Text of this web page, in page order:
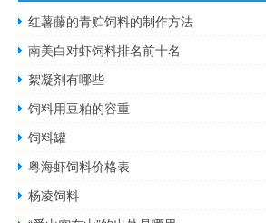
红薯藤的青贮饲料的制作方法
南美白对虾饲料排名前十名
絮凝剂有哪些
饲料用豆粕的容重
饲料罐
粤海虾饲料价格表
杨凌饲料